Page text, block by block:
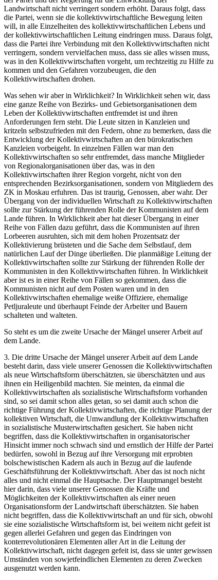
Landwirtschaft nicht verringert sondern erhöht. Daraus folgt, dass
die Partei, wenn sie die kollektivwirtschaftliche Bewegung leiten
will, in alle Einzelheiten des kollektivwirtschaftlichen Lebens und
der kollektivwirtschaftlichen Leitung eindringen muss. Daraus folgt,
dass die Partei ihre Verbindung mit den Kollektivwirtschaften nicht
verringern, sondern vervielfachen muss, dass sie alles wissen muss,
was in den Kollektivwirtschaften vorgeht, um rechtzeitig zu Hilfe zu
kommen und den Gefahren vorzubeugen, die den
Kollektivwirtschaften drohen.
Was sehen wir aber in Wirklichkeit? In Wirklichkeit sehen wir, dass
eine ganze Reihe von Bezirks- und Gebietsorganisationen dem
Leben der Kollektivwirtschaften entfremdet ist und ihren
Anforderungen fern steht. Die Leute sitzen in Kanzleien und
kritzeln selbstzufrieden mit den Federn, ohne zu bemerken, dass die
Entwicklung der Kollektivwirtschaften an den bürokratischen
Kanzleien vorbeigeht. In einzelnen Fällen war man den
Kollektivwirtschaften so sehr entfremdet, dass manche Mitglieder
von Regionalorganisationen über das, was in den
Kollektivwirtschaften ihrer Region vorgeht, nicht von den
entsprechenden Bezirksorganisationen, sondern von Mitgliedern des
ZK in Moskau erfuhren. Das ist traurig, Genossen, aber wahr. Der
Übergang von der individuellen Wirtschaft zu Kollektivwirtschaften
sollte zur Stärkung der führenden Rolle der Kommunisten auf dem
Lande führen. In Wirklichkeit aber hat dieser Übergang in einer
Reihe von Fällen dazu geführt, dass die Kommunisten auf ihren
Lorbeeren ausruhten, sich mit dem hohen Prozentsatz der
Kollektivierung brüsteten und die Sache dem Selbstlauf, dem
natürlichen Lauf der Dinge überließen. Die planmäßige Leitung der
Kollektivwirtschaften sollte zur Stärkung der führenden Rolle der
Kommunisten in den Kollektivwirtschaften führen. In Wirklichkeit
aber ist es in einer Reihe von Fällen so gekommen, dass die
Kommunisten nicht auf dem Posten waren und in den
Kollektivwirtschaften ehemalige weiße Offiziere, ehemalige
Petljuraleute und überhaupt Feinde der Arbeiter und Bauern
schalteten und walteten.
So steht es um die zweite Ursache der Mängel unserer Arbeit auf
dem Lande.
3. Die dritte Ursache der Mängel unserer Arbeit auf dem Lande
besteht darin, dass viele unserer Genossen die Kollektivwirtschaften
als neue Wirtschaftsform überschätzten, sie überschätzten und aus
ihnen ein Heiligenbild machten. Sie meinten, da einmal die
Kollektivwirtschaften als sozialistische Wirtschaftsform vorhanden
sind, so sei damit schon alles getan, so sei damit auch schon die
richtige Führung der Kollektivwirtschaften, die richtige Planung der
kollektiven Wirtschaft, die Umwandlung der Kollektivwirtschaften
in sozialistische Musterwirtschaften gesichert. Sie haben nicht
begriffen, dass die Kollektivwirtschaften in organisatorischer
Hinsicht immer noch schwach sind und ernstlich der Hilfe der Partei
bedürfen, sowohl in Bezug auf ihre Versorgung mit erprobten
bolschewistischen Kadern als auch in Bezug auf die laufende
Geschäftsführung der Kollektivwirtschaft. Aber das ist noch nicht
alles und nicht einmal die Hauptsache. Der Hauptmangel besteht
hier darin, dass viele unserer Genossen die Kräfte und
Möglichkeiten der Kollektivwirtschaften als einer neuen
Organisationsform der Landwirtschaft überschätzten. Sie haben
nicht begriffen, dass die Kollektivwirtschaft an und für sich, obwohl
sie eine sozialistische Wirtschaftsform ist, bei weitem nicht gefeit ist
gegen allerlei Gefahren und gegen das Eindringen von
konterrevolutionären Elementen aller Art in die Leitung der
Kollektivwirtschaft, nicht dagegen gefeit ist, dass sie unter gewissen
Umständen von sowjetfeindlichen Elementen zu deren Zwecken
ausgenutzt werden kann.